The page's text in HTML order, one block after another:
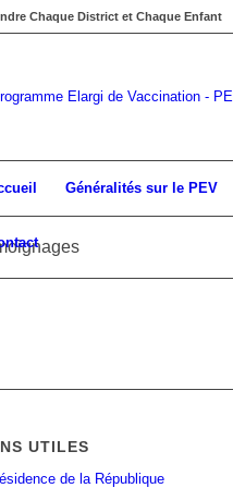
Chaque District et Chaque Enfant
Généralités sur le PEV
UTILES
de la République